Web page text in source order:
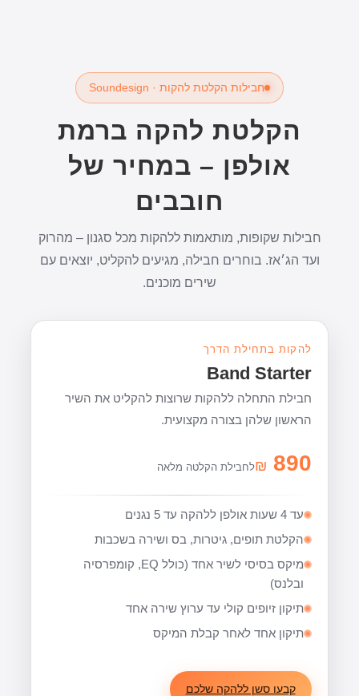
חבילות הקלטת להקות · Soundesign
הקלטת להקה ברמת
אולפן – במחיר של
חובבים
חבילות שקופות, מותאמות ללהקות מכל סגנון – מהרוק
ועד הג׳אז. בוחרים חבילה, מגיעים להקליט, יוצאים עם
שירים מוכנים.
להקות בתחילת הדרך
Band Starter
חבילת התחלה ללהקות שרוצות להקליט את השיר
הראשון שלהן בצורה מקצועית.
890
₪לחבילת הקלטה מלאה
עד 4 שעות אולפן ללהקה עד 5 נגנים
הקלטת תופים, גיטרות, בס ושירה בשכבות
מיקס בסיסי לשיר אחד (כולל EQ, קומפרסיה
ובלנס)
תיקון זיופים קולי עד ערוץ שירה אחד
תיקון אחד לאחר קבלת המיקס
קבעו סשן ללהקה שלכם